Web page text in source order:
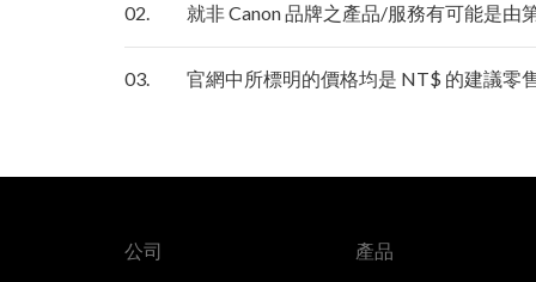
02. 就非 Canon 品牌之產品/服務有可能是由
03. 官網中所標明的價格均是 NT$ 的建議零
公司 產品